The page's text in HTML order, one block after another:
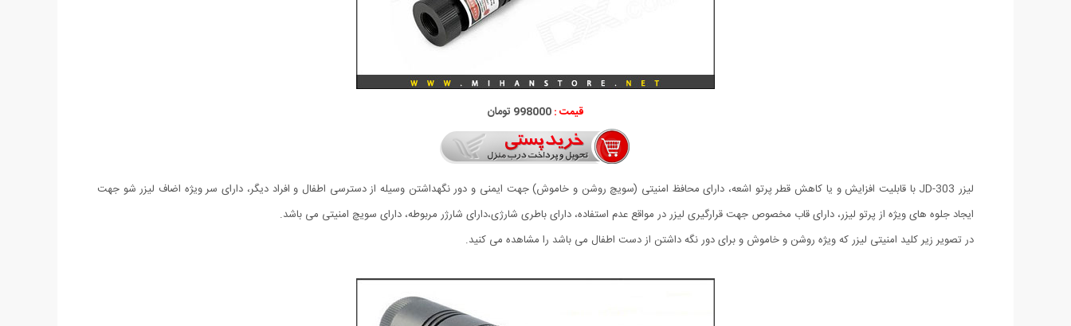
قیمت :998000 تومان
لیزر JD-303 با قابلیت افزایش و یا کاهش قطر پرتو اشعه، دارای محافظ امنیتی (سویچ روشن و خاموش) جهت ایمنی و دور نگهداشتن وسیله از دسترسی اطفال و افراد دیگر، دارای سر ویژه اضاف لیزر شو جهت
ایجاد جلوه های ویژه از پرتو لیزر، دارای قاب مخصوص جهت قرارگیری لیزر در مواقع عدم استفاده، دارای باطری شارژی،دارای شارژر مربوطه، دارای سویچ امنیتی می باشد.
در تصویر زیر کلید امنیتی لیزر که ویژه روشن و خاموش و برای دور نگه داشتن از دست اطفال می باشد را مشاهده می کنید.